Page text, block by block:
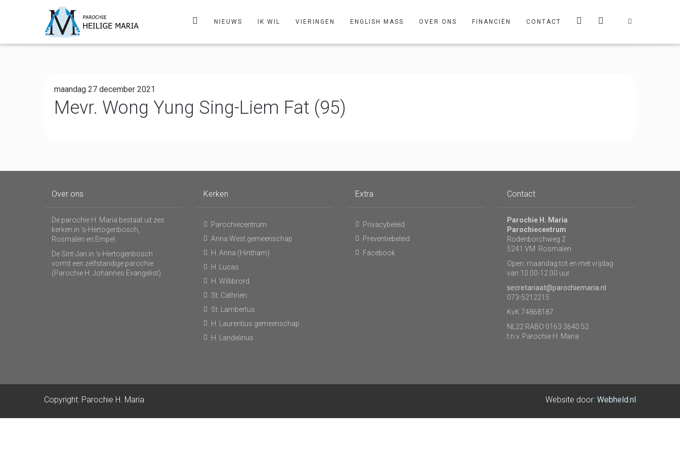
NIEUWS IK WIL VIERINGEN ENGLISH MASS OVER ONS FINANCIËN CONTACT
maandag 27 december 2021
Mevr. Wong Yung Sing-Liem Fat (95)
Over ons
De parochie H. Maria bestaat uit zes
kerken in 's-Hertogenbosch,
Rosmalen en Empel.
De Sint-Jan in 's-Hertogenbosch
vormt een zelfstandige parochie
(Parochie H. Johannes Evangelist).
Kerken
Parochiecentrum
Anna West gemeenschap
H. Anna (Hintham)
H. Lucas
H. Willibrord
St. Cathrien
St. Lambertus
H. Laurentius gemeenschap
H. Landelinus
Extra
Privacybeleid
Preventiebeleid
Facebook
Contact
Parochie H. Maria
Parochiecentrum
Rodenborchweg 2
5241 VM Rosmalen
Open: maandag tot en met vrijdag
van 10.00-12.00 uur
secretariaat@parochiemaria.nl
073-5212215
KvK 74868187
NL22 RABO 0163 3640 52
t.n.v. Parochie H. Maria
Copyright: Parochie H. Maria Website door: Webheld.nl